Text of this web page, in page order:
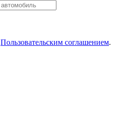
Пользовательским соглашением.